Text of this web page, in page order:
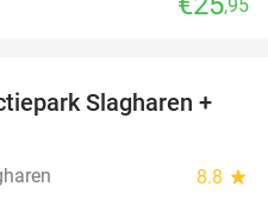
,95
41%
Slagharen +
8.8 star